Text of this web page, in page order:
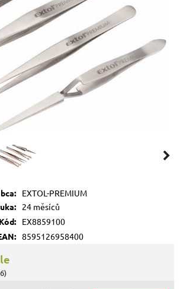
EXTOL-PREMIUM
24 měsíců
Kód:
EX8859100
8595126958400